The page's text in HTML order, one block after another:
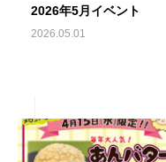
2026年5月イベント
2026.05.01